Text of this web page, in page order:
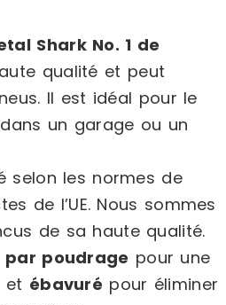
Shark No. 1 de
qualité et peut
Il est idéal pour le
un garage ou un
selon les normes de
de l’UE. Nous sommes
de sa haute qualité.
par poudrage pour une
et ébavuré pour éliminer